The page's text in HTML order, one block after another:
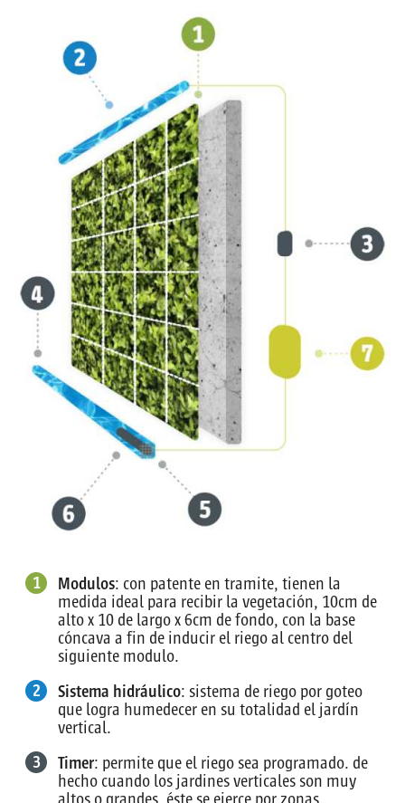
1 Modulos: con patente en tramite, tienen la
medida ideal para recibir la vegetación, 10cm de
alto x 10 de largo x 6cm de fondo, con la base
cóncava a fin de inducir el riego al centro del
siguiente modulo.
2
Sistema hidráulico: sistema de riego por goteo
que logra humedecer en su totalidad el jardín
vertical.
3
Timer: permite que el riego sea programado. de
hecho cuando los jardines verticales son muy